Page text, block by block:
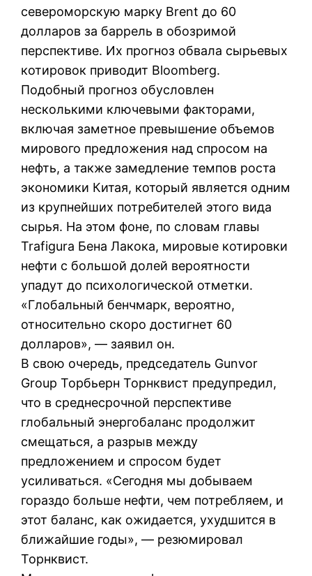
североморскую марку Brent до 60
долларов за баррель в обозримой
перспективе. Их прогноз обвала сырьевых
котировок приводит Bloomberg.
Подобный прогноз обусловлен
несколькими ключевыми факторами,
включая заметное превышение объемов
мирового предложения над спросом на
нефть, а также замедление темпов роста
экономики Китая, который является одним
из крупнейших потребителей этого вида
сырья. На этом фоне, по словам главы
Trafigura Бена Лакока, мировые котировки
нефти с большой долей вероятности
упадут до психологической отметки.
«Глобальный бенчмарк, вероятно,
относительно скоро достигнет 60
долларов», — заявил он.
В свою очередь, председатель Gunvor
Group Торбьерн Торнквист предупредил,
что в среднесрочной перспективе
глобальный энергобаланс продолжит
смещаться, а разрыв между
предложением и спросом будет
усиливаться. «Сегодня мы добываем
гораздо больше нефти, чем потребляем, и
этот баланс, как ожидается, ухудшится в
ближайшие годы», — резюмировал
Торнквист.